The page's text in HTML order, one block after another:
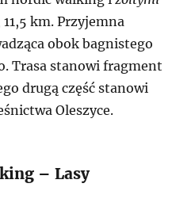
km. Przyjemna
obok bagnistego
Trasa stanowi fragment
drugą część stanowi
Oleszyce.
– Lasy